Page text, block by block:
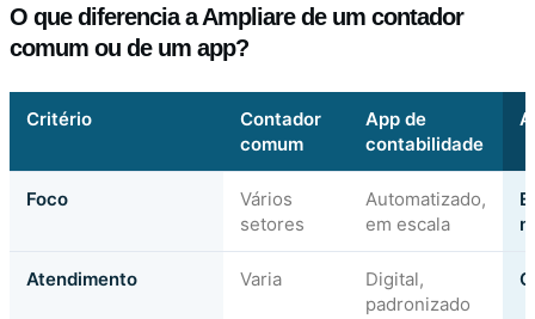
O que diferencia a Ampliare de um contador
comum ou de um app?
Critério
Contador
comum
App de
contabilidade
Foco
Vários
setores
Automatizado,
em escala
Atendimento Varia
Digital,
padronizado